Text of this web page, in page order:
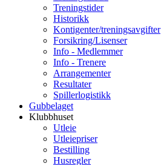
Treningstider
Historikk
Kontigenter/treningsavgifter
Forsikring/Lisenser
Info - Medlemmer
Info - Trenere
Arrangementer
Resultater
Spillerlogistikk
Gubbelaget
Klubbhuset
Utleie
Utleiepriser
Bestilling
Husregler